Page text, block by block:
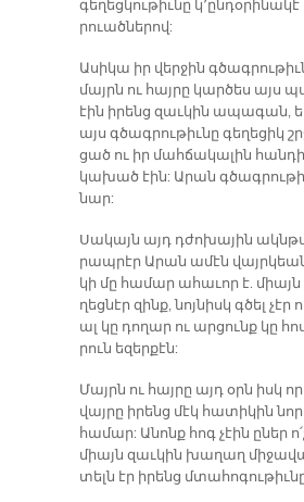
գե­ղեց­կու­թիւ­նը
րուած­նե­րով:
Ա­սի­կա իր վեր­ջին
մայրն ու հայ­րը կար­ծես այս
էին ի­րենց զաւ­կին ա­պա­գան,
այս գծագ­րու­թիւ­նը գե­ղե­ցիկ
ցած ու իր մահ­ճա­կա­լին
կա­խած էին: Ա­րան
նար:
Սա­կայն այդ դժո­խա­յին
րապ­րէր Ա­րան ա­մէն
կի մը հա­մար ա­հա­ւոր է.
ղեց­նէր զինք, նոյ­նիսկ գծել
ալ կը դո­ղար ու ար­ցունք կը
րուն ե­զեր­քէն:
Մայրն ու հայ­րը այդ օրն իսկ
վայ­րը ի­րենց մէկ հա­տի­կին
հա­մար: Ա­նոնք հոգ չէին ը­ներ
միայն զաւ­կին խա­ղաղ
տելն էր ի­րենց